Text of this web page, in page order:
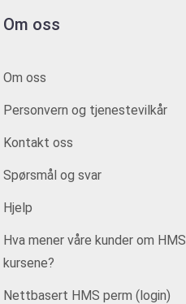
Om oss
Om oss
Personvern og tjenestevilkår
Kontakt oss
Spørsmål og svar
Hjelp
Hva mener våre kunder om HMS
kursene?
Nettbasert HMS perm (login)